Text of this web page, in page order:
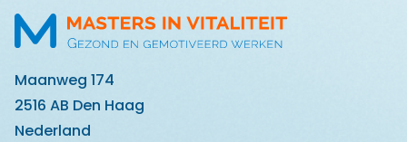
Maanweg 174
2516 AB Den Haag
Nederland